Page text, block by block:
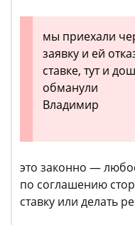
мы приехали
заявку и ей
ставке, тут и
обманули
Владимир
это законно —
по соглашению
ставку или делать